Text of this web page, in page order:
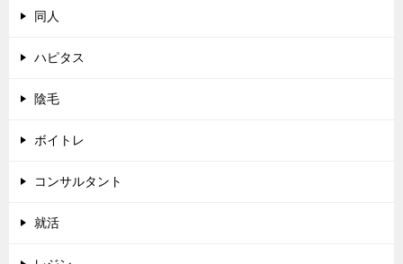
同人
ハピタス
陰毛
ボイトレ
コンサルタント
就活